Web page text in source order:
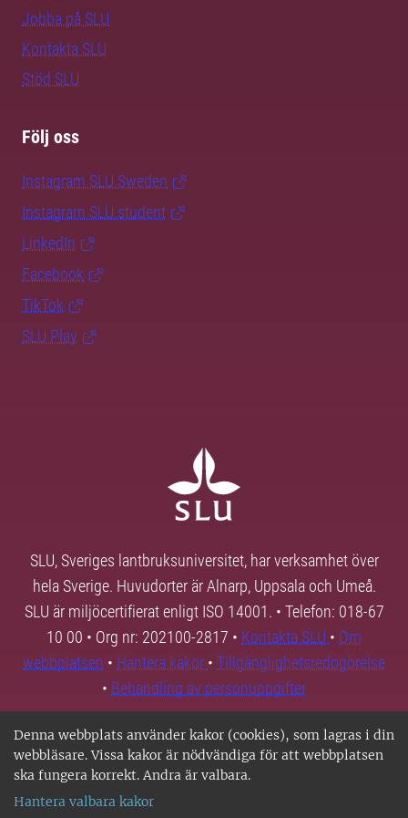
Denna webbplats använder kakor (cookies), som lagras i din
webbläsare. Vissa kakor är nödvändiga för att webbplatsen
ska fungera korrekt. Andra är valbara.
Hantera valbara kakor
Jobba på SLU
Kontakta SLU
Stöd SLU
Följ oss
Instagram SLU.Sweden
Instagram SLU.student
LinkedIn
Facebook
TikTok
SLU Play
SLU, Sveriges lantbruksuniversitet, har verksamhet över
hela Sverige. Huvudorter är Alnarp, Uppsala och Umeå.
SLU är miljöcertifierat enligt ISO 14001. • Telefon: 018-67
10 00 • Org nr: 202100-2817 • Kontakta SLU • Om
webbplatsen • Hantera kakor • Tillgänglighetsredogörelse
• Behandling av personuppgifter